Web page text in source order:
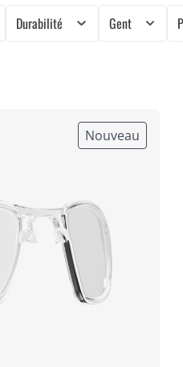
Durabilité Gent
Nouveau